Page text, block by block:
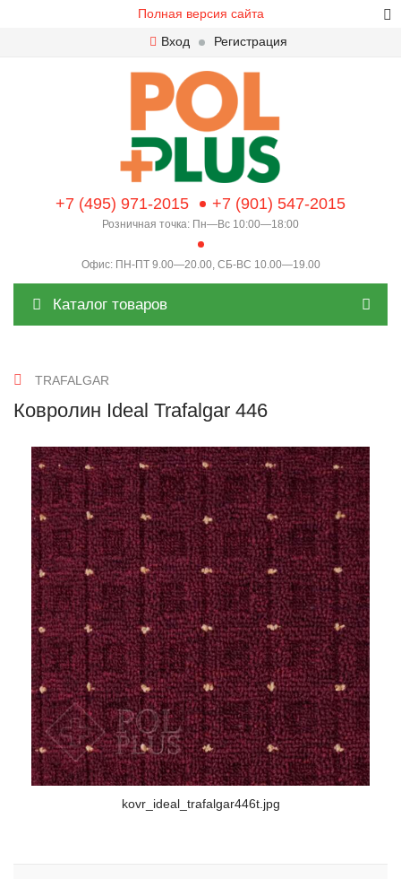
Полная версия сайта
Вход
Регистрация
+7 (495) 971-2015 +7 (901) 547-2015
Розничная точка: Пн—Вс 10:00—18:00
Офис: ПН-ПТ 9.00—20.00, СБ-ВС 10.00—19.00
Каталог товаров
TRAFALGAR
Ковролин Ideal Trafalgar 446
kovr_ideal_trafalgar446t.jpg